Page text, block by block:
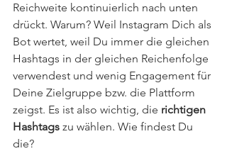
Reichweite kontinuierlich nach unten
drückt. Warum? Weil Instagram Dich als
Bot wertet, weil Du immer die gleichen
Hashtags in der gleichen Reichenfolge
verwendest und wenig Engagement für
Deine Zielgruppe bzw. die Plattform
zeigst. Es ist also wichtig, die richtigen
Hashtags zu wählen. Wie findest Du
die?